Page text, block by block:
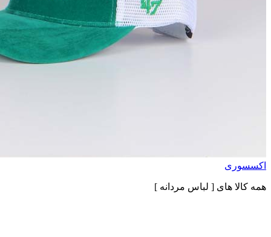
اکسسوری
همه کالا های [ لباس مردانه ]